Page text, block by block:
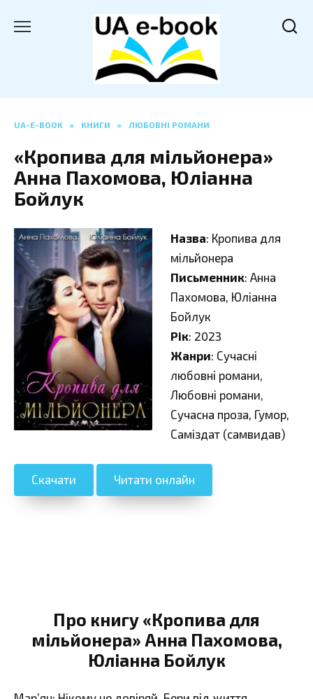
UA-E-BOOK » КНИГИ » ЛЮБОВНІ РОМАНИ
«Кропива для мільйонера»
Анна Пахомова, Юліанна
Бойлук
Назва: Кропива для
мільйонера
Письменник: Анна
Пахомова, Юліанна
Бойлук
Рік: 2023
Жанри: Сучасні
любовні романи,
Любовні романи,
Сучасна проза, Гумор,
Саміздат (самвидав)
Скачати Читати онлайн
Про книгу «Кропива для
мільйонера» Анна Пахомова,
Юліанна Бойлук